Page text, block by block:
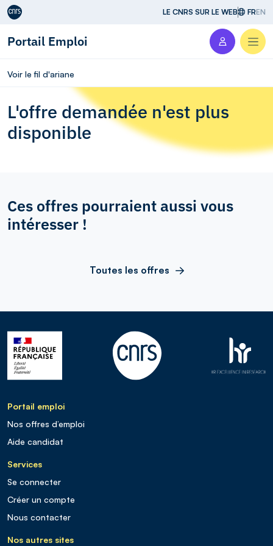
Aller au contenu LE CNRS SUR LE WEB FREN
Portail Emploi
Voir le fil d'ariane
L'offre demandée n'est plus
disponible
Ces offres pourraient aussi vous
intéresser !
Toutes les offres
Portail emploi
Nos offres d’emploi
Aide candidat
Services
Se connecter
Créer un compte
Nous contacter
Nos autres sites